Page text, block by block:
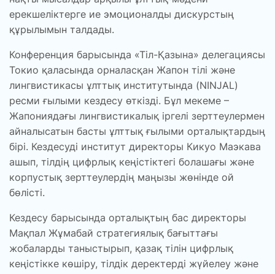
ерекшеліктерге ие эмоционалды дискурстың
құрылымын талдады.
Конференция барысында «Тіл-Қазына» делегациясы
Токио қаласында орналасқан Жапон тілі және
лингвистикасы ұлттық институтында (NINJAL)
ресми ғылыми кездесу өткізді. Бұл мекеме –
Жапониядағы лингвистикалық іргелі зерттеулермен
айналысатын басты ұлттық ғылыми орталықтардың
бірі. Кездесуді институт директоры Кикуо Маэкава
ашып, тілдің цифрлық кеңістіктегі болашағы және
корпустық зерттеулердің маңызы жөнінде ой
бөлісті.
Кездесу барысында орталықтың бас директоры
Мақпал Жұмабай стратегиялық бағыттағы
жобаларды таныстырып, қазақ тілін цифрлық
кеңістікке көшіру, тілдік деректерді жүйелеу және